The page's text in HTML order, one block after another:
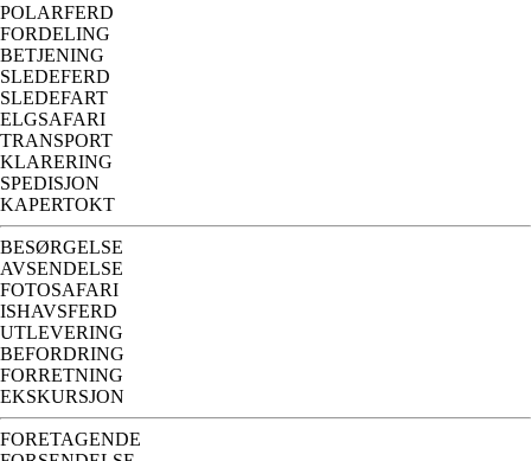
POLARFERD
FORDELING
BETJENING
SLEDEFERD
SLEDEFART
ELGSAFARI
TRANSPORT
KLARERING
SPEDISJON
KAPERTOKT
BESØRGELSE
AVSENDELSE
FOTOSAFARI
ISHAVSFERD
UTLEVERING
BEFORDRING
FORRETNING
EKSKURSJON
FORETAGENDE